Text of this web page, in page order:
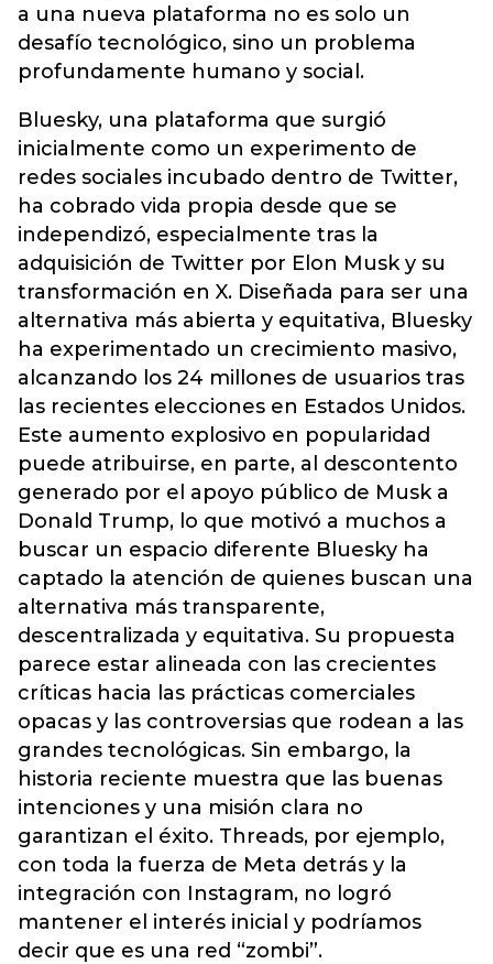
a una nueva plataforma no es solo un
desafío tecnológico, sino un problema
profundamente humano y social.
Bluesky, una plataforma que surgió
inicialmente como un experimento de
redes sociales incubado dentro de Twitter,
ha cobrado vida propia desde que se
independizó, especialmente tras la
adquisición de Twitter por Elon Musk y su
transformación en X. Diseñada para ser una
alternativa más abierta y equitativa, Bluesky
ha experimentado un crecimiento masivo,
alcanzando los 24 millones de usuarios tras
las recientes elecciones en Estados Unidos.
Este aumento explosivo en popularidad
puede atribuirse, en parte, al descontento
generado por el apoyo público de Musk a
Donald Trump, lo que motivó a muchos a
buscar un espacio diferente Bluesky ha
captado la atención de quienes buscan una
alternativa más transparente,
descentralizada y equitativa. Su propuesta
parece estar alineada con las crecientes
críticas hacia las prácticas comerciales
opacas y las controversias que rodean a las
grandes tecnológicas. Sin embargo, la
historia reciente muestra que las buenas
intenciones y una misión clara no
garantizan el éxito. Threads, por ejemplo,
con toda la fuerza de Meta detrás y la
integración con Instagram, no logró
mantener el interés inicial y podríamos
decir que es una red “zombi”.